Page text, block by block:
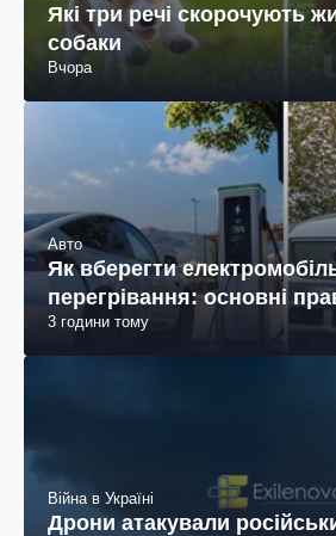
Які три речі скорочують
собаки
Вчора
Авто
Як вберегти
перегрівання: основні
3 години тому
Війна в Україні
Дрони атакували